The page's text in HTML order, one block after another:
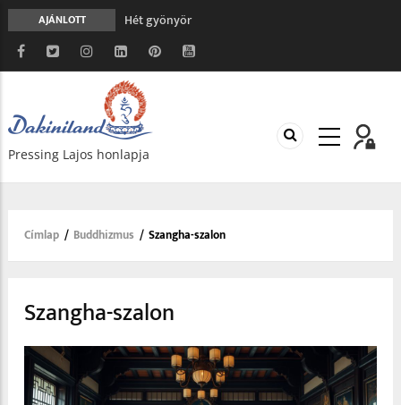
AJÁNLOTT
Hét gyönyör
A gondolatok átalakításának nyolc versszaka
Meghalni teljesen biztonságos
Minden más, mint aminek látszik
Vég nélküli leborulás
Pressing Lajos honlapja
Morzsa
Címlap / Buddhizmus / Szangha-szalon
Szangha-szalon